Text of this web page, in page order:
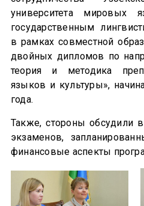
университета мировых
государственным
в рамках совместной
двойных дипломов по
теория и методика
языков и культуры»,
года.
Также, стороны обсудили
экзаменов,
финансовые аспекты